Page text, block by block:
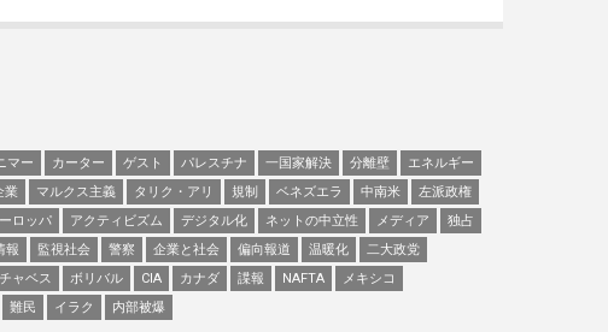
マー カーター ゲスト パレスチナ 一国家解決 分離壁
エネルギー
業 マルクス主義 タリク・アリ 規制 ベネズエラ 中南米
左派政権
ロッパ アクティビズム デジタル化 ネットの中立性 メディア
独占
報 監視社会 警察 企業と社会 偏向報道 温暖化
二大政党
ャベス ボリバル CIA カナダ 諜報 NAFTA
メキシコ
難民 イラク 内部被爆